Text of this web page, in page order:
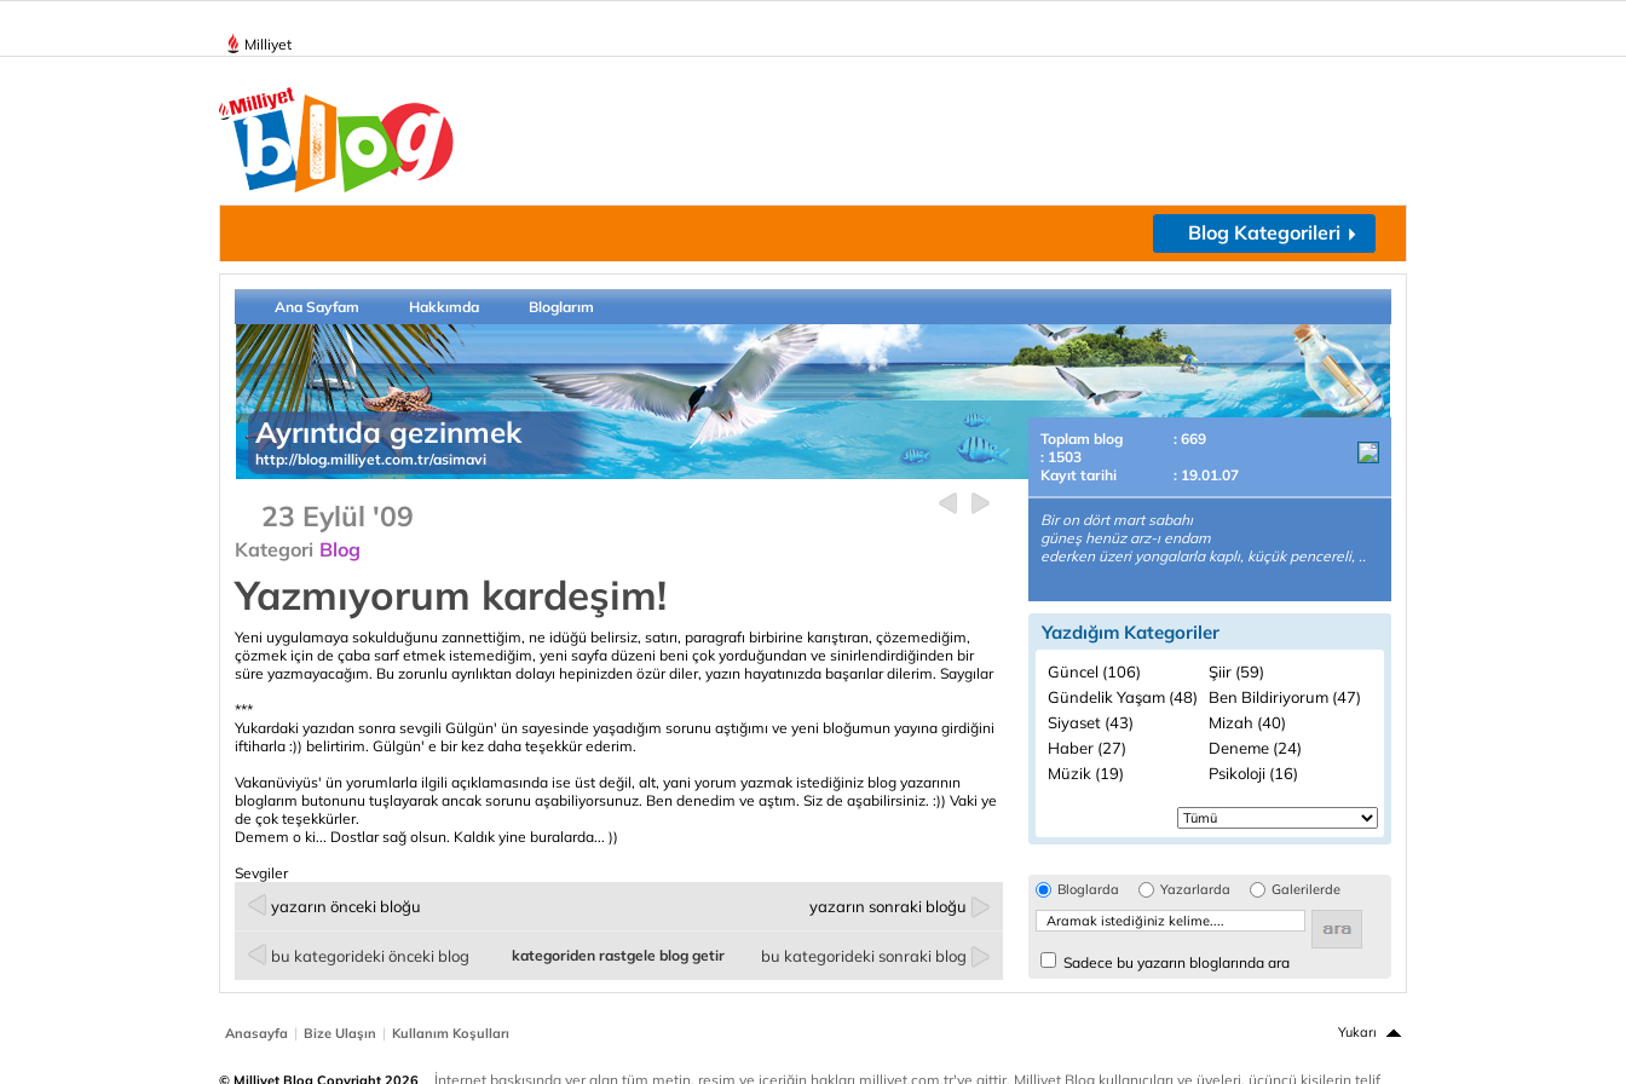
Milliyet
Blog Kategorileri
Ana Sayfam Hakkımda Bloglarım
Ayrıntıda gezinmek
http://blog.milliyet.com.tr/asimavi
23 Eylül '09
Kategori Blog
Yazmıyorum kardeşim!
Yeni uygulamaya sokulduğunu zannettiğim, ne idüğü belirsiz, satırı, paragrafı birbirine karıştıran, çözemediğim,
çözmek için de çaba sarf etmek istemediğim, yeni sayfa düzeni beni çok yorduğundan ve sinirlendirdiğinden bir
süre yazmayacağım. Bu zorunlu ayrılıktan dolayı hepinizden özür diler, yazın hayatınızda başarılar dilerim. Saygılar
***
Yukardaki yazıdan sonra sevgili Gülgün' ün sayesinde yaşadığım sorunu aştığımı ve yeni bloğumun yayına girdiğini
iftiharla :)) belirtirim. Gülgün' e bir kez daha teşekkür ederim.
Vakanüviyüs' ün yorumlarla ilgili açıklamasında ise üst değil, alt, yani yorum yazmak istediğiniz blog yazarının
bloglarım butonunu tuşlayarak ancak sorunu aşabiliyorsunuz. Ben denedim ve aştım. Siz de aşabilirsiniz. :)) Vaki ye
de çok teşekkürler.
Demem o ki... Dostlar sağ olsun. Kaldık yine buralarda... ))
Sevgiler
yazarın önceki bloğu yazarın sonraki bloğu
bu kategorideki önceki blog bu kategorideki sonraki blog
kategoriden rastgele blog getir
Toplam blog
: 669
: 1503
Kayıt tarihi
: 19.01.07
Bir on dört mart sabahı
güneş henüz arz-ı endam
ederken üzeri yongalarla kaplı, küçük pencereli, ..
Yazdığım Kategoriler
Güncel (106)
Şiir (59)
Gündelik Yaşam (48)
Ben Bildiriyorum (47)
Siyaset (43)
Mizah (40)
Haber (27)
Deneme (24)
Müzik (19)
Psikoloji (16)
Bloglarda Yazarlarda Galerilerde
Sadece bu yazarın bloglarında ara
Anasayfa | Bize Ulaşın | Kullanım Koşulları Yukarı
© Milliyet Blog Copyright 2026 İnternet baskısında yer alan tüm metin, resim ve içeriğin hakları milliyet.com.tr'ye aittir. Milliyet Blog kullanıcıları ve üyeleri, üçüncü kişilerin telif